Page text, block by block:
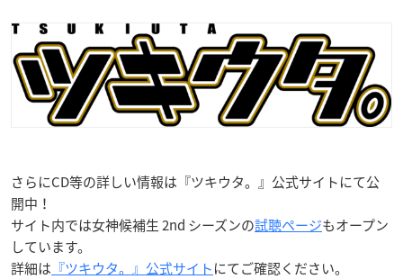
さらにCD等の詳しい情報は『ツキウタ。』公式サイトにて公
開中！
サイト内では女神候補生 2nd シーズンの試聴ページもオープン
しています。
詳細は 『ツキウタ。』公式サイトにてご確認ください。